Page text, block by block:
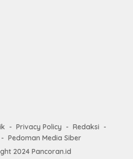
Privacy Policy
Redaksi
Pedoman Media Siber
2024 Pancoran.id